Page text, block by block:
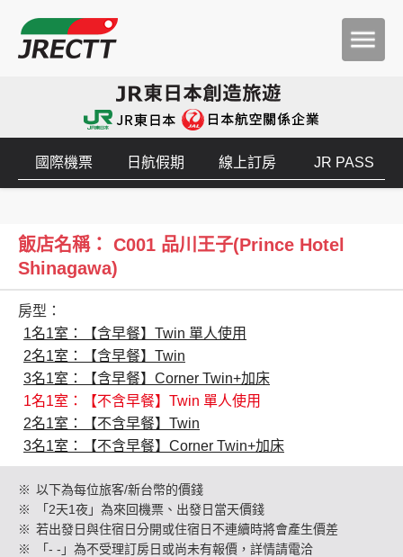
創造旅遊
國際機票 日航假期 線上訂房 JR PASS
飯店名稱： C001 品川王子(Prince Hotel
Shinagawa)
房型：
1名1室：【含早餐】Twin 單人使用
2名1室：【含早餐】Twin
3名1室：【含早餐】Corner Twin+加床
1名1室：【不含早餐】Twin 單人使用
2名1室：【不含早餐】Twin
3名1室：【不含早餐】Corner Twin+加床
※ 以下為每位旅客/新台幣的價錢
※
「2天1夜」為來回機票、出發日當天價錢
※ 若出發日與住宿日分開或住宿日不連續時將會產生價差
※
「- -」為不受理訂房日或尚未有報價，詳情請電洽